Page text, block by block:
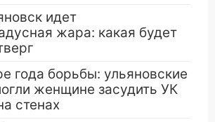
идет
жара: какая будет
года борьбы: ульяновские
женщине засудить УК
стенах